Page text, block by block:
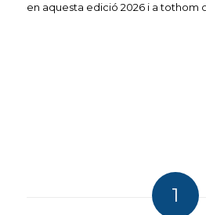
en aquesta edició 2026 i a tothom
1